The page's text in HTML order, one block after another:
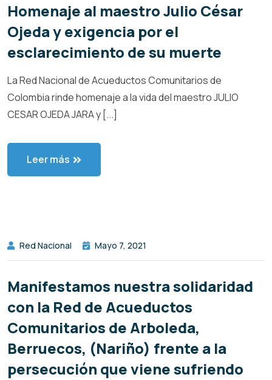
Homenaje al maestro Julio César
Ojeda y exigencia por el
esclarecimiento de su muerte
La Red Nacional de Acueductos Comunitarios de
Colombia rinde homenaje a la vida del maestro JULIO
CESAR OJEDA JARA y [...]
Leer más
Red Nacional Mayo 7, 2021
Manifestamos nuestra solidaridad
con la Red de Acueductos
Comunitarios de Arboleda,
Berruecos, (Nariño) frente a la
persecución que viene sufriendo